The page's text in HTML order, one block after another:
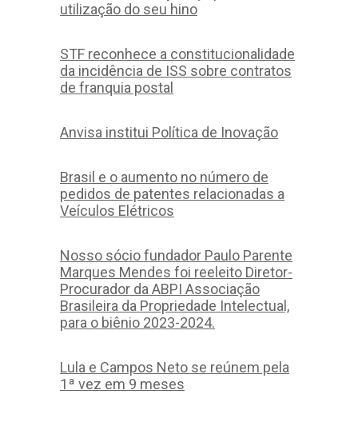
utilização do seu hino
STF reconhece a constitucionalidade
da incidência de ISS sobre contratos
de franquia postal
Anvisa institui Política de Inovação
Brasil e o aumento no número de
pedidos de patentes relacionadas a
Veículos Elétricos
Nosso sócio fundador Paulo Parente
Marques Mendes foi reeleito Diretor-
Procurador da ABPI Associação
Brasileira da Propriedade Intelectual,
para o biênio 2023-2024.
Lula e Campos Neto se reúnem pela
1ª vez em 9 meses